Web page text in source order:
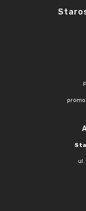
ul.